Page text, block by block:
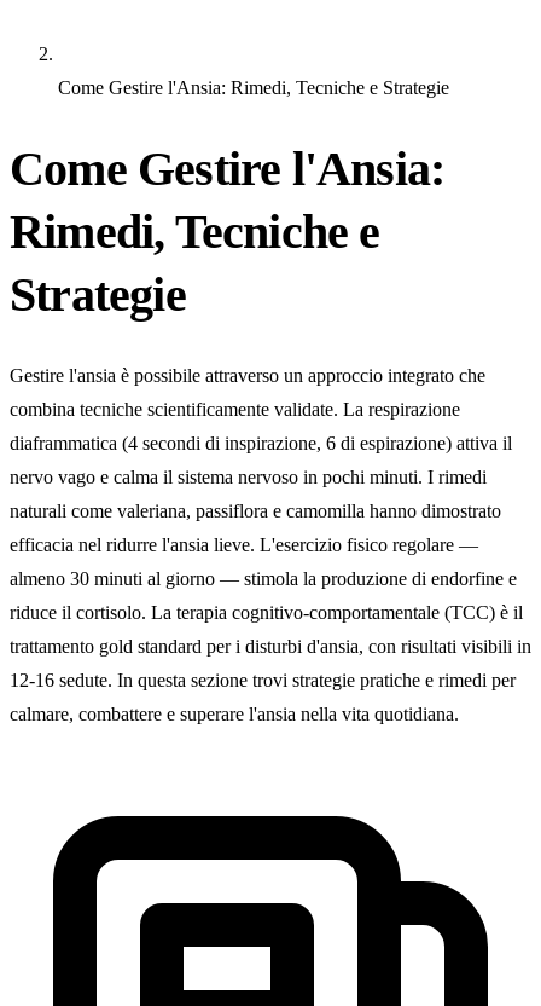
Come Gestire l'Ansia: Rimedi, Tecniche e Strategie
Come Gestire l'Ansia:
Rimedi, Tecniche e
Strategie
Gestire l'ansia è possibile attraverso un approccio integrato che
combina tecniche scientificamente validate. La respirazione
diaframmatica (4 secondi di inspirazione, 6 di espirazione) attiva il
nervo vago e calma il sistema nervoso in pochi minuti. I rimedi
naturali come valeriana, passiflora e camomilla hanno dimostrato
efficacia nel ridurre l'ansia lieve. L'esercizio fisico regolare —
almeno 30 minuti al giorno — stimola la produzione di endorfine e
riduce il cortisolo. La terapia cognitivo-comportamentale (TCC) è il
trattamento gold standard per i disturbi d'ansia, con risultati visibili in
12-16 sedute. In questa sezione trovi strategie pratiche e rimedi per
calmare, combattere e superare l'ansia nella vita quotidiana.